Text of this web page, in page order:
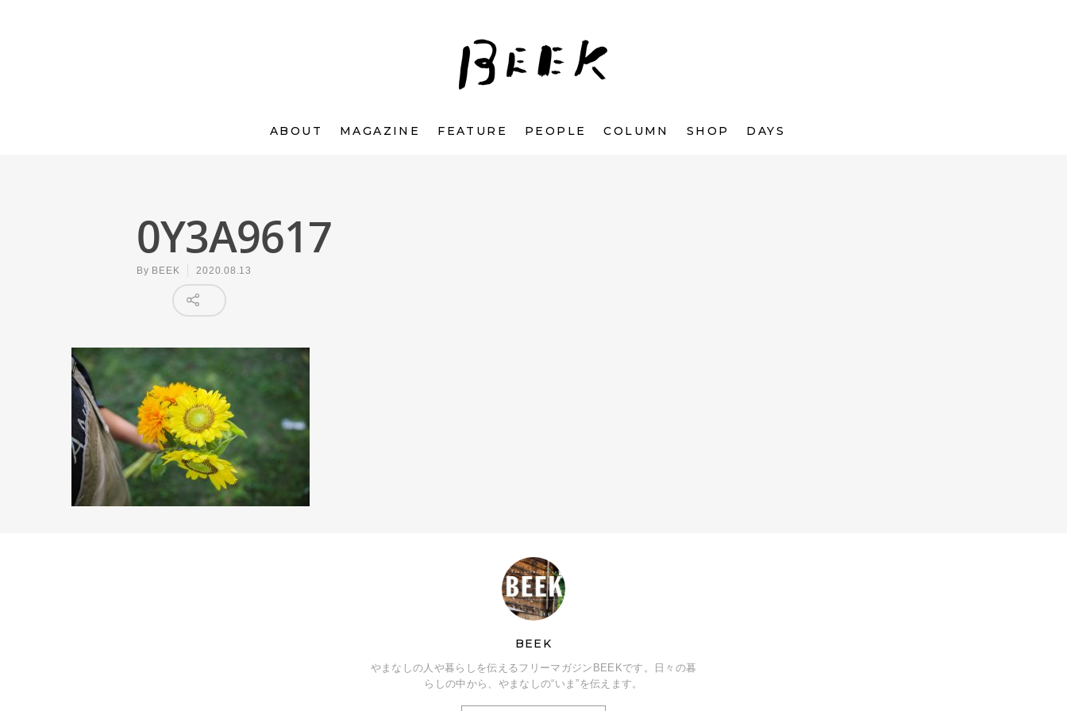
ABOUT MAGAZINE FEATURE PEOPLE COLUMN SHOP DAYS
0Y3A9617
By BEEK 2020.08.13
BEEK
やまなしの人や暮らしを伝えるフリーマガジンBEEKです。日々の暮
らしの中から、やまなしの“いま”を伝えます。